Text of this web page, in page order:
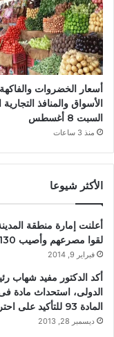
أسعار الخضروات
الأسواق والمنافذ التجارية
السبت 8 أغسطس
منذ 3 ساعات
الأكثر شيوعا
لقوا مصرعهم وأصيب 130 آخرون باختناقات إثر
فبراير 9, 2014
أكد الدكتور مفيد شهاب
الدولى، استحداث مادة
المادة 93 للتأكيد على احترام مصر
ديسمبر 28, 2013